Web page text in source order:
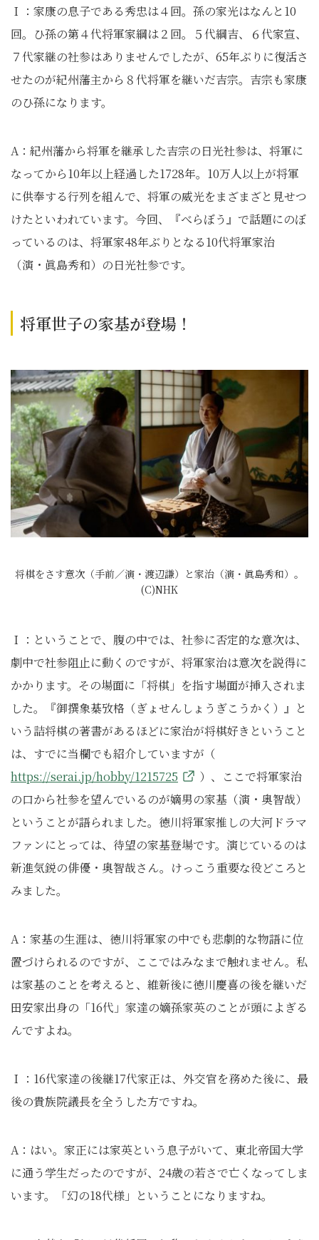
Ｉ：家康の息子である秀忠は４回。孫の家光はなんと10
回。ひ孫の第４代将軍家綱は２回。５代綱吉、６代家宣、
７代家継の社参はありませんでしたが、65年ぶりに復活さ
せたのが紀州藩主から８代将軍を継いだ吉宗。吉宗も家康
のひ孫になります。
A：紀州藩から将軍を継承した吉宗の日光社参は、将軍に
なってから10年以上経過した1728年。10万人以上が将軍
に供奉する行列を組んで、将軍の威光をまざまざと見せつ
けたといわれています。今回、『べらぼう』で話題にのぼ
っているのは、将軍家48年ぶりとなる10代将軍家治
（演・眞島秀和）の日光社参です。
将軍世子の家基が登場！
将棋をさす意次（手前／演・渡辺謙）と家治（演・眞島秀和）。
(C)NHK
Ｉ：ということで、腹の中では、社参に否定的な意次は、
劇中で社参阻止に動くのですが、将軍家治は意次を説得に
かかります。その場面に「将棋」を指す場面が挿入されま
した。『御撰象棊攷格（ぎょせんしょうぎこうかく）』と
いう詰将棋の著書があるほどに家治が将棋好きということ
は、すでに当欄でも紹介していますが（
https://serai.jp/hobby/1215725
）、ここで将軍家治
の口から社参を望んでいるのが嫡男の家基（演・奥智哉）
ということが語られました。徳川将軍家推しの大河ドラマ
ファンにとっては、待望の家基登場です。演じているのは
新進気鋭の俳優・奥智哉さん。けっこう重要な役どころと
みました。
A：家基の生涯は、徳川将軍家の中でも悲劇的な物語に位
置づけられるのですが、ここではみなまで触れません。私
は家基のことを考えると、維新後に徳川慶喜の後を継いだ
田安家出身の「16代」家達の嫡孫家英のことが頭によぎる
んですよね。
Ｉ：16代家達の後継17代家正は、外交官を務めた後に、最
後の貴族院議長を全うした方ですね。
A：はい。家正には家英という息子がいて、東北帝国大学
に通う学生だったのですが、24歳の若さで亡くなってしま
います。「幻の18代様」ということになりますね。